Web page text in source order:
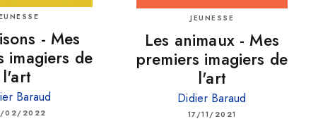
- Mes
imagiers de
l'art
Baraud
02/2022
JEUNESSE
Les animaux - Mes
premiers imagiers de
l'art
Didier Baraud
17/11/2021